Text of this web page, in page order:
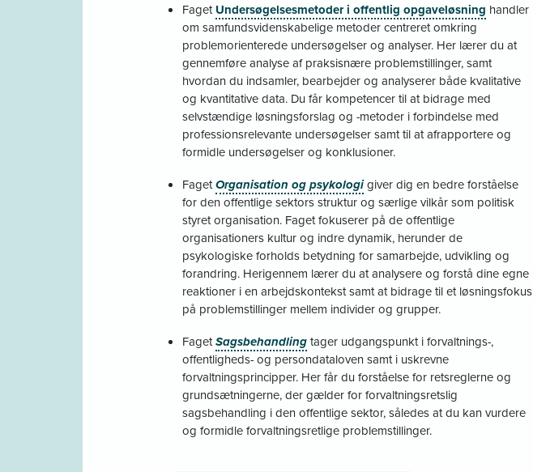
FagetUndersøgelsesmetoder i offentlig opgaveløsning handler
om samfundsvidenskabelige metoder centreret omkring
problemorienterede undersøgelser og analyser. Her lærer du at
gennemføre analyse af praksisnære problemstillinger, samt
hvordan du indsamler, bearbejder og analyserer både kvalitative
og kvantitative data. Du får kompetencer til at bidrage med
selvstændige løsningsforslag og -metoder i forbindelse med
professionsrelevante undersøgelser samt til at afrapportere og
formidle undersøgelser og konklusioner.
FagetOrganisation og psykologigiver dig en bedre forståelse
for den offentlige sektors struktur og særlige vilkår som politisk
styret organisation. Faget fokuserer på de offentlige
organisationers kultur og indre dynamik, herunder de
psykologiske forholds betydning for samarbejde, udvikling og
forandring. Herigennem lærer du at analysere og forstå dine egne
reaktioner i en arbejdskontekst samt at bidrage til et løsningsfokus
på problemstillinger mellem individer og grupper.
FagetSagsbehandlingtager udgangspunkt i forvaltnings-,
offentligheds- og persondataloven samt i uskrevne
forvaltningsprincipper. Her får du forståelse for retsreglerne og
grundsætningerne, der gælder for forvaltningsretslig
sagsbehandling i den offentlige sektor, således at du kan vurdere
og formidle forvaltningsretlige problemstillinger.